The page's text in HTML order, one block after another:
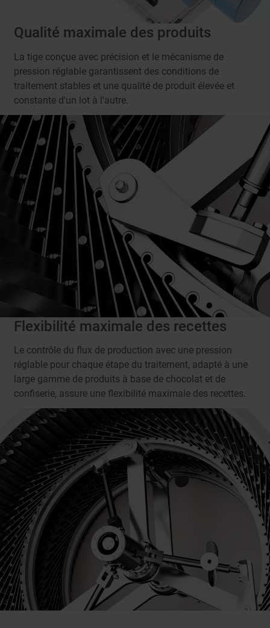
Qualité maximale des produits
La tige conçue avec précision et le mécanisme de
pression réglable garantissent des conditions de
traitement stables et une qualité de produit élevée et
constante d'un lot à l'autre.
Flexibilité maximale des recettes
Le contrôle du flux de production avec une pression
réglable pour chaque étape du traitement, adapté à une
large gamme de produits à base de chocolat et de
confiserie, assure une flexibilité maximale des recettes.